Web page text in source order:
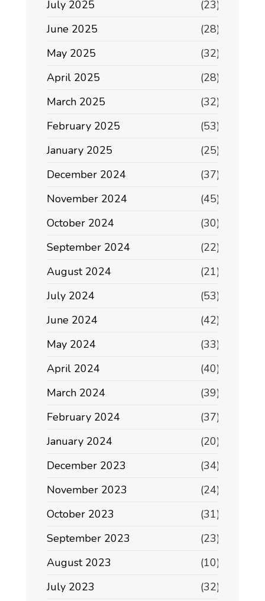
July 2025
(23)
June 2025
(28)
May 2025
(32)
April 2025
(28)
March 2025
(32)
February 2025
(53)
January 2025
(25)
December 2024
(37)
November 2024
(45)
October 2024
(30)
September 2024
(22)
August 2024
(21)
July 2024
(53)
June 2024
(42)
May 2024
(33)
April 2024
(40)
March 2024
(39)
February 2024
(37)
January 2024
(20)
December 2023
(34)
November 2023
(24)
October 2023
(31)
September 2023
(23)
August 2023
(10)
July 2023
(32)